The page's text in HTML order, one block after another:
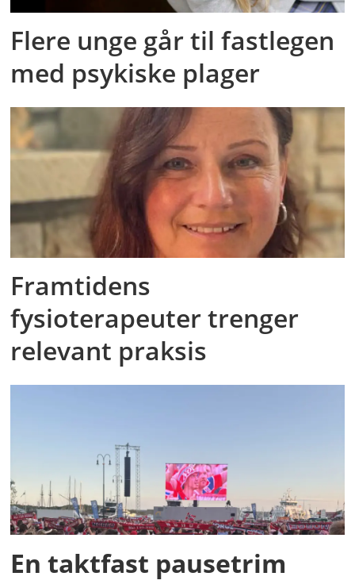
Flere unge går til fastlegen
med psykiske plager
Framtidens
fysioterapeuter trenger
relevant praksis
En taktfast pausetrim